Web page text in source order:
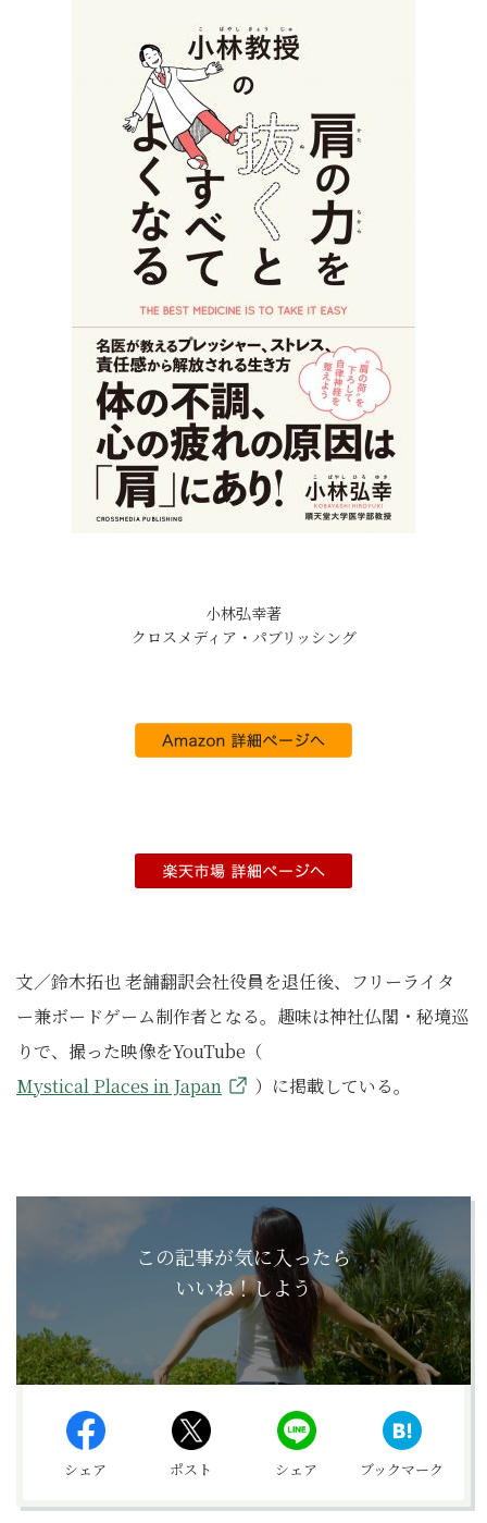
小林弘幸著
クロスメディア・パブリッシング
文／鈴木拓也 老舗翻訳会社役員を退任後、フリーライタ
ー兼ボードゲーム制作者となる。趣味は神社仏閣・秘境巡
りで、撮った映像をYouTube（
Mystical Places in Japan
）に掲載している。
この記事が気に入ったら
いいね！しよう
シェア ポスト シェア ブックマーク